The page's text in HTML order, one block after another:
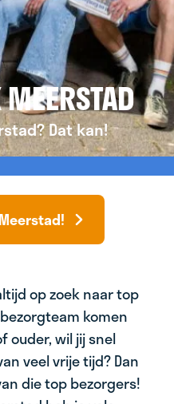
Dat kan!
op zoek naar top
komen
ouder, wil jij snel
veel vrije tijd? Dan
die top bezorgers!